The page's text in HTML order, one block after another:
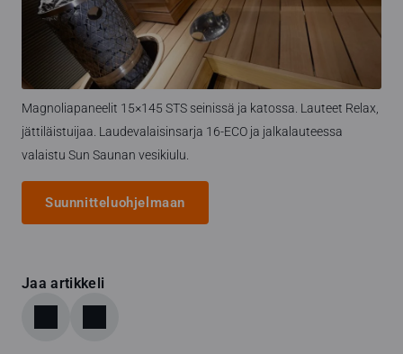
Magnoliapaneelit 15×145 STS seinissä ja katossa. Lauteet Relax,
jättiläistuijaa. Laudevalaisinsarja 16-ECO ja jalkalauteessa
valaistu Sun Saunan vesikiulu.
Suunnitteluohjelmaan
Jaa artikkeli